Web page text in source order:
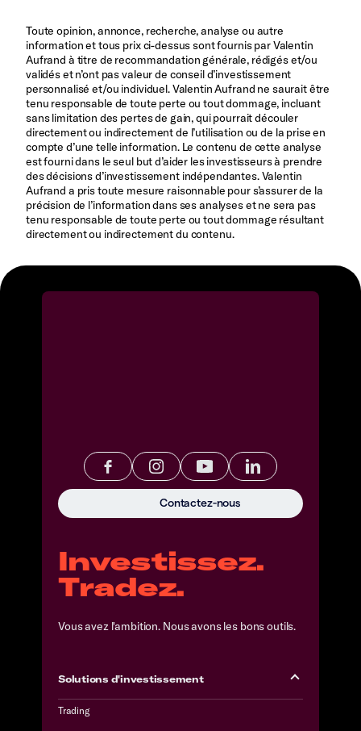
Toute opinion, annonce, recherche, analyse ou autre
information et tous prix ci-dessus sont fournis par Valentin
Aufrand à titre de recommandation générale, rédigés et/ou
validés et n’ont pas valeur de conseil d’investissement
personnalisé et/ou individuel. Valentin Aufrand ne saurait être
tenu responsable de toute perte ou tout dommage, incluant
sans limitation des pertes de gain, qui pourrait découler
directement ou indirectement de l’utilisation ou de la prise en
compte d’une telle information. Le contenu de cette analyse
est fourni dans le seul but d’aider les investisseurs à prendre
des décisions d’investissement indépendantes. Valentin
Aufrand a pris toute mesure raisonnable pour s’assurer de la
précision de l’information dans ses analyses et ne sera pas
tenu responsable de toute perte ou tout dommage résultant
directement ou indirectement du contenu.
Investissez.
Tradez.
Vous avez l'ambition. Nous avons les bons outils.
Solutions d'investissement
Trading